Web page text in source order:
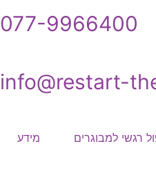
077-9966400
info@restart-
רגשי למבוגרים מידע